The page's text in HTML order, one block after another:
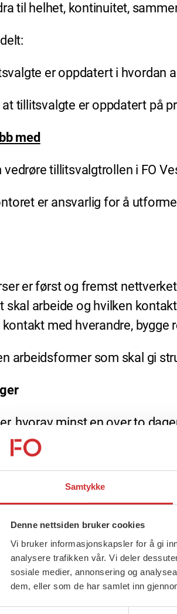
Samtykke
Denne nettsiden bruker cookies
Vi bruker informasjonskapsler for å gi
analysere trafikken vår. Vi deler
sosiale medier, annonsering og
dem, eller som de har samlet inn
til helhet, kontinuitet,
er oppdatert i
at tillitsvalgte er oppdatert på
med
vedrøre tillitsvalgtrollen i FO
er ansvarlig for å
er først og fremst
skal arbeide og hvilken
med hverandre,
arbeidsformer som skal gi
hvorav minst en over to
for tillitsvalgte, samt rom for
hyggelig samvær.
skal sørger for
nett